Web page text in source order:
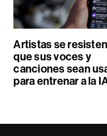
Artistas se
que sus voces y
canciones sean
para entrenar a la